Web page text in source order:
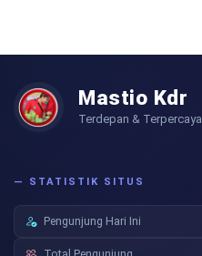
Mastio Kdr
Terdepan & Terpercaya
— STATISTIK SITUS
Pengunjung Hari Ini